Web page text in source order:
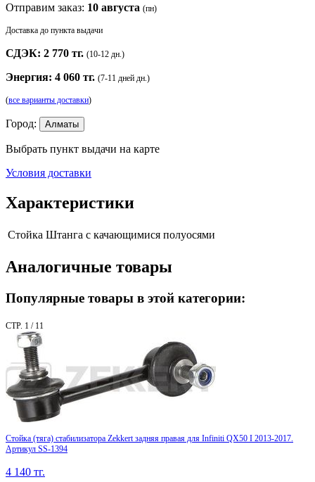
Отправим заказ: 10 августа (пн)
Доставка до пункта выдачи
СДЭК: 2 770 тг. (10-12 дн.)
Энергия: 4 060 тг. (7-11 дней дн.)
(все варианты доставки)
Город: Алматы
Выбрать пункт выдачи на карте
Условия доставки
Характеристики
Стойка Штанга с качающимися полуосями
Аналогичные товары
Популярные товары в этой категории:
СТР. 1 / 11
Стойка (тяга) стабилизатора Zekkert задняя правая для Infiniti QX50 I 2013-2017.
Артикул SS-1394
4 140 тг.